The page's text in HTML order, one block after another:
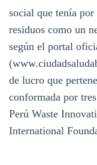
social que tenía
residuos como un
según el portal
de lucro que
conformada por
Perú Waste
International